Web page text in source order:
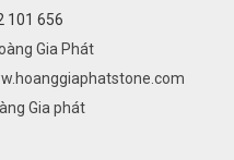
101 656
Gia Phát
Gia phát